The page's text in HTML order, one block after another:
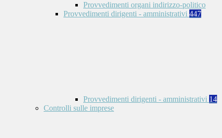
Provvedimenti organi indirizzo-politico
Provvedimenti dirigenti - amministrativi 447
Provvedimenti dirigenti - amministrativi 14
Controlli sulle imprese